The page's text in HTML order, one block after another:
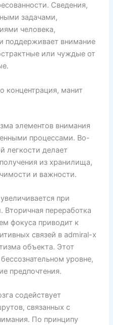
Сведения,
задачами,
человека,
поддерживает внимание
или чуждые от
концентрация, манит
элементов внимания
процессами. Во-
легкости делает
из хранилища,
и важности.
при
переработка
фокуса приводит к
связей в admiral-x
объекта. Этот
уровне,
предпочтения.
содействует
связанных с
По принципу